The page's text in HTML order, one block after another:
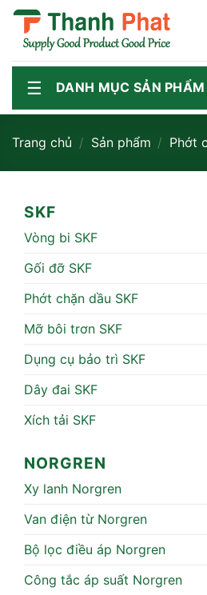
Bỏ
dung
DANH MỤC SẢN PHẨM
Trang chủ / Sản phẩm / Phớt
SKF
Vòng bi SKF
Gối đỡ SKF
Phớt chặn dầu SKF
Mỡ bôi trơn SKF
Dụng cụ bảo trì SKF
Dây đai SKF
Xích tải SKF
NORGREN
Xy lanh Norgren
Van điện từ Norgren
Bộ lọc điều áp Norgren
Công tắc áp suất Norgren